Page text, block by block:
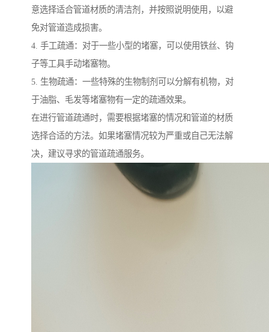
意选择适合管道材质的清洁剂，并按照说明使用，以避
免对管道造成损害。
4. 手工疏通：对于一些小型的堵塞，可以使用铁丝、钩
子等工具手动堵塞物。
5. 生物疏通：一些特殊的生物制剂可以分解有机物，对
于油脂、毛发等堵塞物有一定的疏通效果。
在进行管道疏通时，需要根据堵塞的情况和管道的材质
选择合适的方法。如果堵塞情况较为严重或自己无法解
决，建议寻求的管道疏通服务。